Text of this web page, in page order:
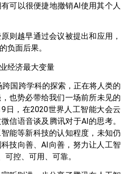
可以很便捷地撤销AI使用其个人
则越早通过会议被提出和应用，
负面后果。
经济最大变量
跨国跨学科的探索，正在将人类的
也势必带给我们一场前所未见的
日，在2020世界人工智能大会云
信语音谈及腾讯对于AI的思考。
能等新科技的认知程度，未知仍
技向善、AI向善，努力让人工智
可控、可用、可靠。